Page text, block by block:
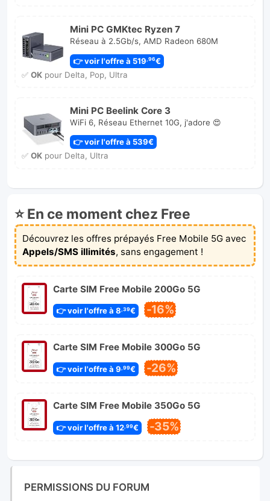
Mini PC GMKtec Ryzen 7
Réseau à 2.5Gb/s, AMD Radeon 680M
👉 voir l'offre à 519,96€
✅ OKpour Delta, Pop, Ultra
Mini PC Beelink Core 3
WiFi 6, Réseau Ethernet 10G, j'adore 😍
👉 voir l'offre à 539€
✅ OKpour Delta, Ultra
⭐ En ce moment chez Free
Découvrez les offres prépayés Free Mobile 5G avec
Appels/SMS illimités, sans engagement !
Carte SIM Free Mobile 200Go 5G
👉 voir l'offre à 8 ,39€ -16%
Carte SIM Free Mobile 300Go 5G
👉 voir l'offre à 9 ,99€ -26%
Carte SIM Free Mobile 350Go 5G
👉 voir l'offre à 12,99€ -35%
PERMISSIONS DU FORUM